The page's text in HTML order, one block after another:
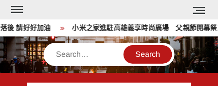
Skip
content
請好好加油 小米之家進駐高雄義享時尚廣場 父親節開幕祭三
Search